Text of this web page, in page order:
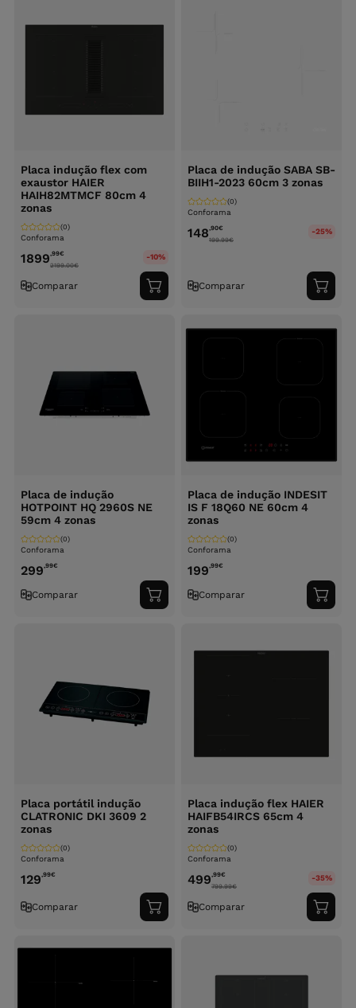
Placa indução flex com
exaustor HAIER
HAIH82MTMCF 80cm 4
zonas
Conforama
(0)
1899,99€
2199.00€
-10%
Comparar
Adicionar
ao
Placa de indução SABA SB-
BIIH1-2023 60cm 3 zonas
Conforama
(0)
148,90€
199.99€
-25%
Comparar
ao
Placa de indução
HOTPOINT HQ 2960S NE
59cm 4 zonas
Conforama
(0)
299,99€
Comparar
Adicionar
ao
Placa de indução INDESIT
IS F 18Q60 NE 60cm 4
zonas
Conforama
(0)
199,99€
Comparar
ao
Placa portátil indução
CLATRONIC DKI 3609 2
zonas
Conforama
(0)
129,99€
Comparar
Adicionar
ao
Placa indução flex HAIER
HAIFB54IRCS 65cm 4
zonas
Conforama
(0)
499,99€
799.99€
-35%
Comparar
ao